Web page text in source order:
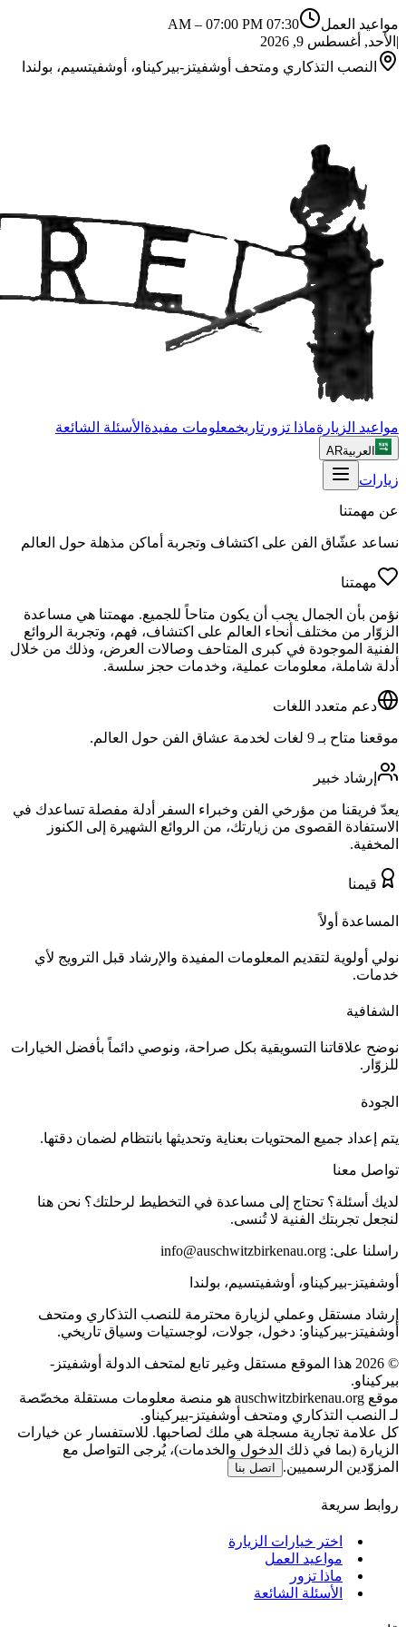
مواعيد العمل 07:30 AM
– 07:00 PM
| الأحد, أغسطس 9, 2026
النصب التذكاري ومتحف أوشفيتز-بيركيناو، أوشفيتسيم، بولندا
مواعيد الزيارةماذا تزور تاريخمعلومات مفيدة الأسئلة الشائعة
العربيةAR
زيارات
عن مهمتنا
نساعد عشّاق الفن على اكتشاف وتجربة أماكن مذهلة حول العالم
مهمتنا
نؤمن بأن الجمال يجب أن يكون متاحاً للجميع. مهمتنا هي مساعدة
الزوّار من مختلف أنحاء العالم على اكتشاف، فهم، وتجربة الروائع
الفنية الموجودة في كبرى المتاحف وصالات العرض، وذلك من خلال
أدلة شاملة، معلومات عملية، وخدمات حجز سلسة.
دعم متعدد اللغات
موقعنا متاح بـ 9 لغات لخدمة عشاق الفن حول العالم.
إرشاد خبير
يعدّ فريقنا من مؤرخي الفن وخبراء السفر أدلة مفصلة تساعدك في
الاستفادة القصوى من زيارتك، من الروائع الشهيرة إلى الكنوز
المخفية.
قيمنا
المساعدة أولاً
نولي أولوية لتقديم المعلومات المفيدة والإرشاد قبل الترويج لأي
خدمات.
الشفافية
نوضح علاقاتنا التسويقية بكل صراحة، ونوصي دائماً بأفضل الخيارات
للزوّار.
الجودة
يتم إعداد جميع المحتويات بعناية وتحديثها بانتظام لضمان دقتها.
تواصل معنا
لديك أسئلة؟ تحتاج إلى مساعدة في التخطيط لرحلتك؟ نحن هنا
لنجعل تجربتك الفنية لا تُنسى.
راسلنا على: info@auschwitzbirkenau.org
أوشفيتز-بيركيناو، أوشفيتسيم، بولندا
إرشاد مستقل وعملي لزيارة محترمة للنصب التذكاري ومتحف
أوشفيتز-بيركيناو: دخول، جولات، لوجستيات وسياق تاريخي.
©
2026 هذا الموقع مستقل وغير تابع لمتحف الدولة أوشفيتز-
بيركيناو.
موقع auschwitzbirkenau.org هو منصة معلومات مستقلة مخصّصة
لـ النصب التذكاري ومتحف أوشفيتز-بيركيناو.
كل علامة تجارية مسجلة هي ملك لصاحبها. للاستفسار عن خيارات
الزيارة (بما في ذلك الدخول والخدمات)، يُرجى التواصل مع
المزوّدين الرسميين.
اتصل بنا
روابط سريعة
اختر خيارات الزيارة
مواعيد العمل
ماذا تزور
الأسئلة الشائعة